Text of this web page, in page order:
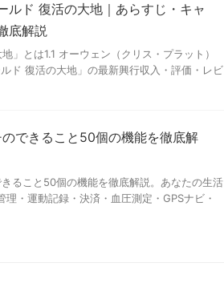
ルド 復活の大地｜あらすじ・キャ
底解説
」とは1.1 オーウェン（クリス・プラット）
ド 復活の大地」の最新興行収入・評価・レビ
できること50個の機能を徹底解
ること50個の機能を徹底解説。あなたの生活
・運動記録・決済・血圧測定・GPSナビ・